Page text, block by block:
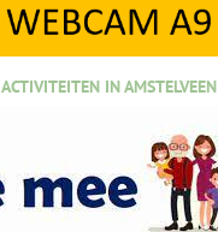
ACTIVITEITEN IN AMSTELVEEN